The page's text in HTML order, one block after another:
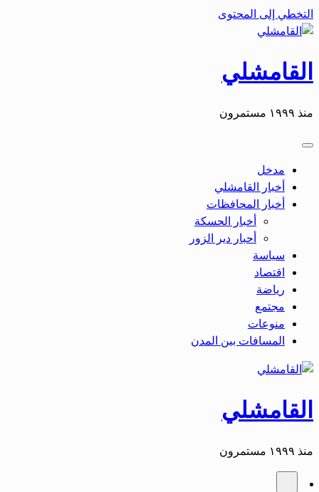
التخطي إلى المحتوى
القامشلي
منذ ١٩٩٩ مستمرون
مدخل
أخبار القامشلي
أخبار المحافظات
أخبار الحسكة
أحبار دير الزور
سياسة
اقتصاد
رياضة
مجتمع
منوعات
المسافات بين المدن
القامشلي
منذ ١٩٩٩ مستمرون